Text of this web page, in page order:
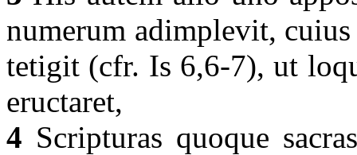
numerum adimplevit,
tetigit (cfr. Is 6,6-7), ut
eructaret,
4 Scripturas quoque